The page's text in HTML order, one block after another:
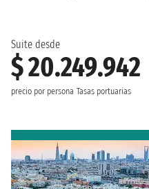
Suite desde
$ 20.249.942
precio por persona Tasas portuarias